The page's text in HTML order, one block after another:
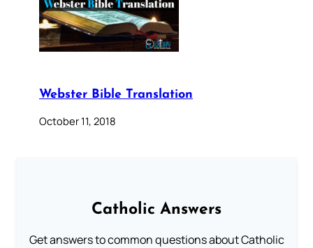
Webster Bible Translation
October 11, 2018
Catholic Answers
Get answers to common questions about Catholic